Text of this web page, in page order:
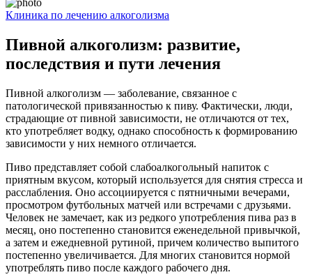
Клиника по лечению алкоголизма
Пивной алкоголизм: развитие,
последствия и пути лечения
Пивной алкоголизм — заболевание, связанное с
патологической привязанностью к пиву. Фактически, люди,
страдающие от пивной зависимости, не отличаются от тех,
кто употребляет водку, однако способность к формированию
зависимости у них немного отличается.
Пиво представляет собой слабоалкогольный напиток с
приятным вкусом, который используется для снятия стресса и
расслабления. Оно ассоциируется с пятничными вечерами,
просмотром футбольных матчей или встречами с друзьями.
Человек не замечает, как из редкого употребления пива раз в
месяц, оно постепенно становится еженедельной привычкой,
а затем и ежедневной рутиной, причем количество выпитого
постепенно увеличивается. Для многих становится нормой
употреблять пиво после каждого рабочего дня.